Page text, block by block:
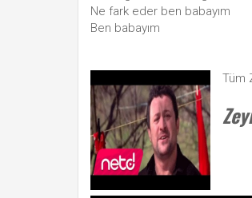
Ne fark eder ben babayım
Ben babayım
Tüm